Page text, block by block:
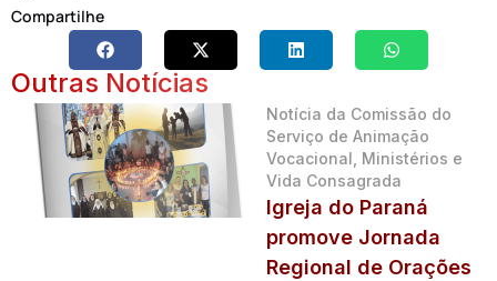
Compartilhe
Outras Notícias
Notícia da Comissão do
Serviço de Animação
Vocacional, Ministérios e
Vida Consagrada
Igreja do Paraná
promove Jornada
Regional de Orações